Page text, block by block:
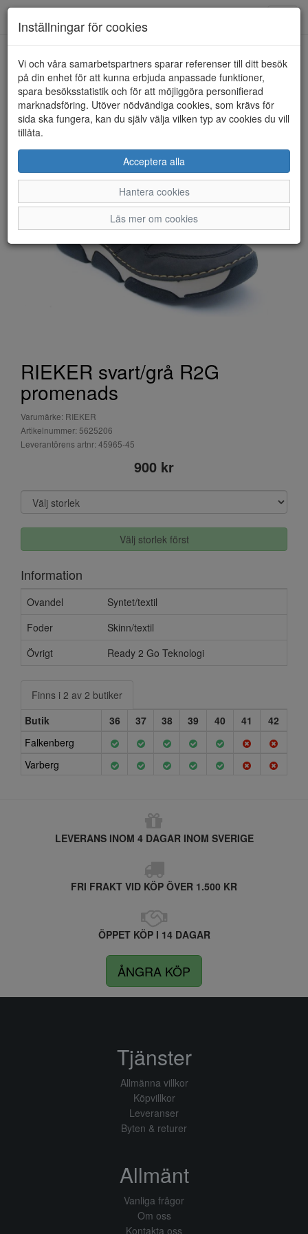
HEM RIEKER
RIEKER svart/grå R2G
promenads
Varumärke: RIEKER
Artikelnummer: 5625206
Leverantörens artnr: 45965-45
900 kr
Välj storlek först
Information
Ovandel
Syntet/textil
Foder
Skinn/textil
Övrigt
Ready 2 Go Teknologi
Finns i 2 av 2 butiker
Butik
36 37 38 39 40 41
42
Falkenberg
Varberg
LEVERANS INOM 4 DAGAR INOM SVERIGE
FRI FRAKT VID KÖP ÖVER 1.500 KR
ÖPPET KÖP I 14 DAGAR
ÅNGRA KÖP
Inställningar för cookies
Vi och våra samarbetspartners sparar referenser till ditt besök
på din enhet för att kunna erbjuda anpassade funktioner,
spara besöksstatistik och för att möjliggöra personifierad
marknadsföring. Utöver nödvändiga cookies, som krävs för
sida ska fungera, kan du själv välja vilken typ av cookies du vill
tillåta.
Acceptera alla
Hantera cookies
Läs mer om cookies
Tjänster
Allmänna villkor
Köpvillkor
Leveranser
Byten & returer
Allmänt
Vanliga frågor
Om oss
Kontakta oss